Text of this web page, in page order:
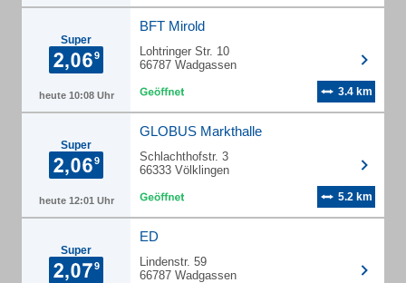
Super
heute 10:08 Uhr
BFT Mirold
Lohtringer Str. 10
66787 Wadgassen
3.4 km
Super
heute 12:01 Uhr
GLOBUS Markthalle
Schlachthofstr. 3
66333 Völklingen
5.2 km
Super
ED
Lindenstr. 59
66787 Wadgassen